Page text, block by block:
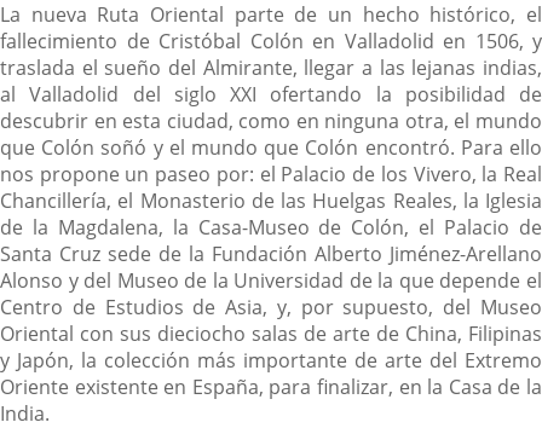
La nueva Ruta Oriental parte de un hecho histórico, el
fallecimiento de Cristóbal Colón en Valladolid en 1506, y
traslada el sueño del Almirante, llegar a las lejanas indias,
al Valladolid del siglo XXI ofertando la posibilidad de
descubrir en esta ciudad, como en ninguna otra, el mundo
que Colón soñó y el mundo que Colón encontró. Para ello
nos propone un paseo por: el Palacio de los Vivero, la Real
Chancillería, el Monasterio de las Huelgas Reales, la Iglesia
de la Magdalena, la Casa-Museo de Colón, el Palacio de
Santa Cruz sede de la Fundación Alberto Jiménez-Arellano
Alonso y del Museo de la Universidad de la que depende el
Centro de Estudios de Asia, y, por supuesto, del Museo
Oriental con sus dieciocho salas de arte de China, Filipinas
y Japón, la colección más importante de arte del Extremo
Oriente existente en España, para finalizar, en la Casa de la
India.